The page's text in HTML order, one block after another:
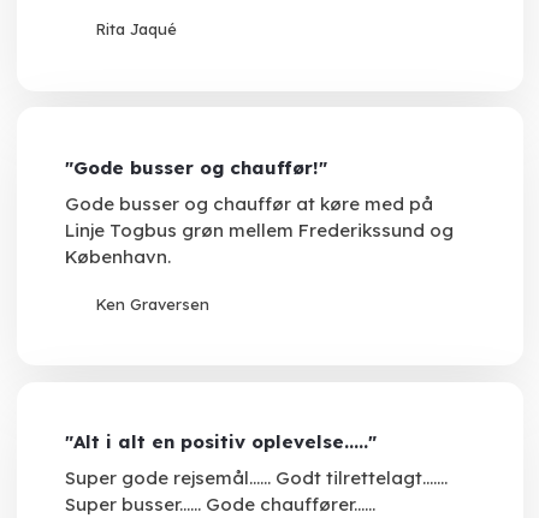
Rita Jaqué
"Gode busser og chauffør!"
Gode busser og chauffør at køre med på
Linje Togbus grøn mellem Frederikssund og
København.
Ken Graversen
"Alt i alt en positiv oplevelse....."
Super gode rejsemål...... Godt tilrettelagt.......
Super busser...... Gode chauffører......